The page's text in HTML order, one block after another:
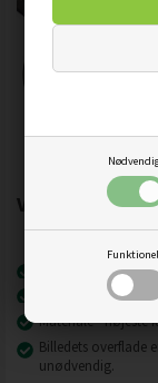
Vigtigste
Nyeste
Billeder på lærred
Materiale - højeste
Billedets overflade
unødvendig.